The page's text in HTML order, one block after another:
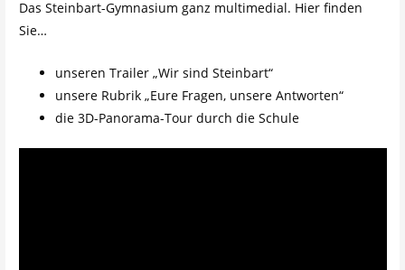
Das Steinbart-Gymnasium ganz multimedial. Hier finden
Sie…
unseren Trailer „Wir sind Steinbart“
unsere Rubrik „Eure Fragen, unsere Antworten“
die 3D-Panorama-Tour durch die Schule